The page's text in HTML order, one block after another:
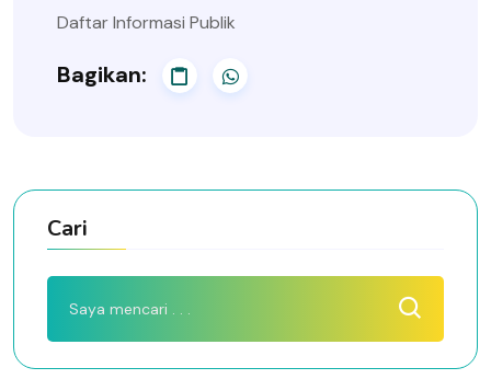
Daftar Informasi Publik
Bagikan:
Cari